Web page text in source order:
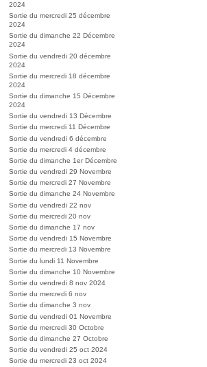
2024
Sortie du mercredi 25 décembre
2024
Sortie du dimanche 22 Décembre
2024
Sortie du vendredi 20 décembre
2024
Sortie du mercredi 18 décembre
2024
Sortie du dimanche 15 Décembre
2024
Sortie du vendredi 13 Décembre
Sortie du mercredi 11 Décembre
Sortie du vendredi 6 décembre
Sortie du mercredi 4 décembre
Sortie du dimanche 1er Décembre
Sortie du vendredi 29 Novembre
Sortie du mercredi 27 Novembre
Sortie du dimanche 24 Novembre
Sortie du vendredi 22 nov
Sortie du mercredi 20 nov
Sortie du dimanche 17 nov
Sortie du vendredi 15 Novembre
Sortie du mercredi 13 Novembre
Sortie du lundi 11 Novembre
Sortie du dimanche 10 Novembre
Sortie du vendredi 8 nov 2024
Sortie du mercredi 6 nov
Sortie du dimanche 3 nov
Sortie du vendredi 01 Novembre
Sortie du mercredi 30 Octobre
Sortie du dimanche 27 Octobre
Sortie du vendredi 25 oct 2024
Sortie du mercredi 23 oct 2024